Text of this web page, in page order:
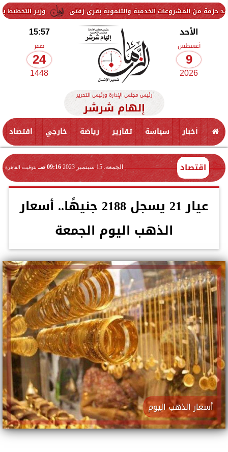
وزير التخطيط يتابع الخدمية والتنموية بقرى زفتى
الأحد
أغسطس
9
2026
15:57
صفر
24
1448
رئيس مجلس الإدارة ورئيس التحرير
إلهام شرشر
أخبار سياسة تقارير رياضة خارجي اقتصاد
اقتصاد الجمعة، 15 سبتمبر 2023 09:16 صـ بتوقيت القاهرة
عيار 21 يسجل 2188 جنيهًا.. أسعار
الذهب اليوم الجمعة
أسعار الذهب اليوم